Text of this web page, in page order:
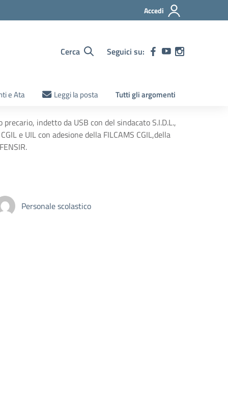
Accedi
Cerca Seguici su:
e Ata Leggi la posta Tutti gli argomenti
indetto da USB con del sindacato S.I.D.L.,
e UIL con adesione della FILCAMS CGIL,della
Personale scolastico